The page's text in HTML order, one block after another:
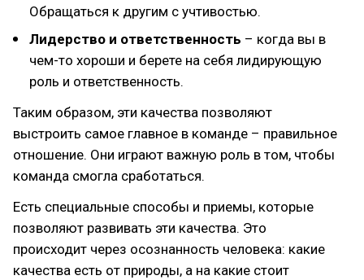
Обращаться к другим с учтивостью.
Лидерство и ответственность – когда вы в
чем-то хороши и берете на себя лидирующую
роль и ответственность.
Таким образом, эти качества позволяют
выстроить самое главное в команде – правильное
отношение. Они играют важную роль в том, чтобы
команда смогла сработаться.
Есть специальные способы и приемы, которые
позволяют развивать эти качества. Это
происходит через осознанность человека: какие
качества есть от природы, а на какие стоит